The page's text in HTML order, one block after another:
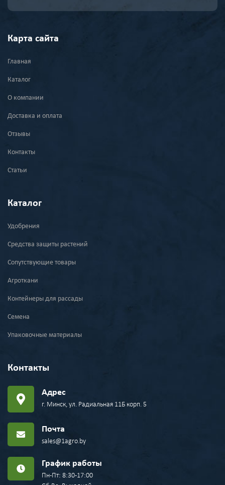
Карта сайта
Главная
Каталог
О компании
Доставка и оплата
Отзывы
Контакты
Статьи
Каталог
Удобрения
Средства защиты растений
Сопутствующие товары
Агроткани
Контейнеры для рассады
Семена
Упаковочные материалы
Контакты
Адрес
г. Минск, ул. Радиальная 11Б корп. 5
Почта
sales@1agro.by
График работы
Пн-Пт: 8:30-17:00